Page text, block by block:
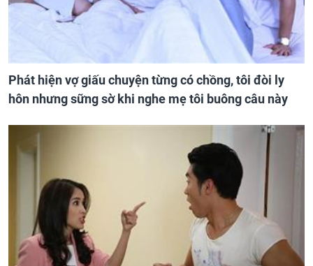
Phát hiện vợ giấu chuyện từng có chồng, tôi đòi ly
hôn nhưng sững sờ khi nghe mẹ tôi buông câu này